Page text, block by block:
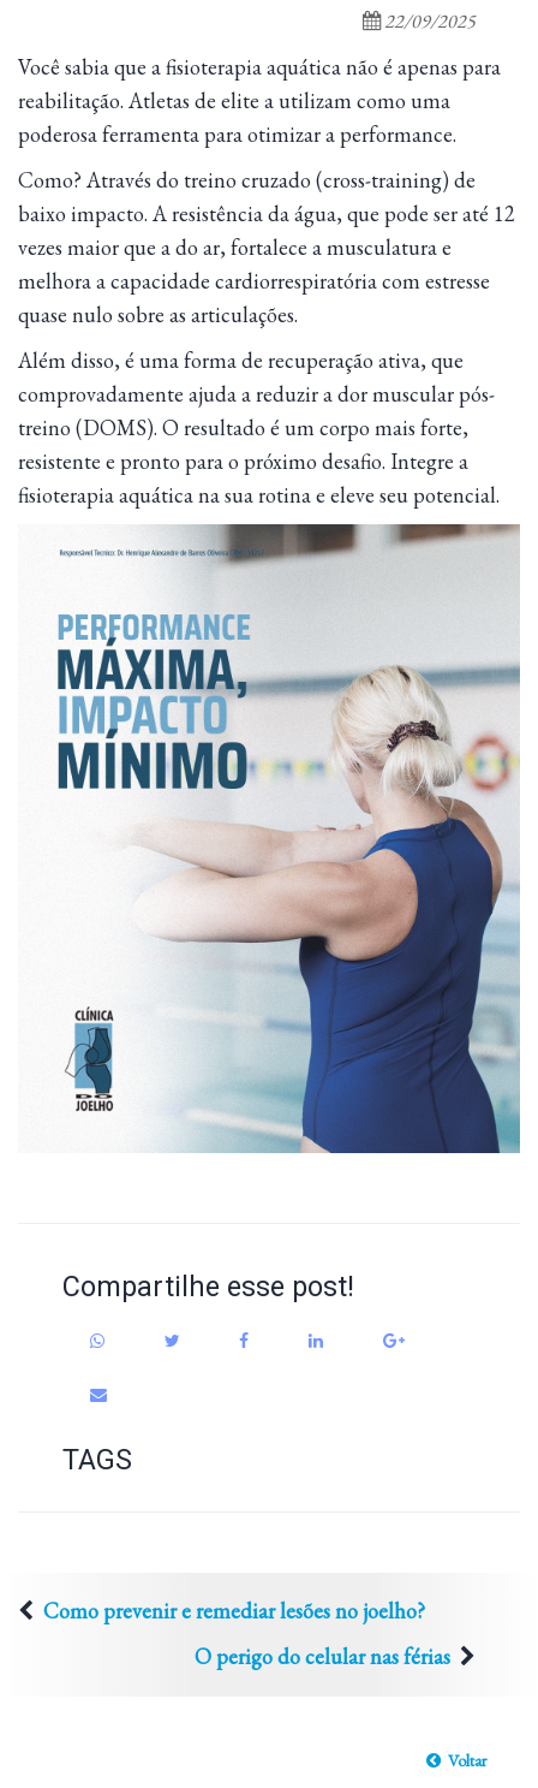
22/09/2025
Você sabia que a fisioterapia aquática não é apenas para
reabilitação. Atletas de elite a utilizam como uma
poderosa ferramenta para otimizar a performance.
Como? Através do treino cruzado (cross-training) de
baixo impacto. A resistência da água, que pode ser até 12
vezes maior que a do ar, fortalece a musculatura e
melhora a capacidade cardiorrespiratória com estresse
quase nulo sobre as articulações.
Além disso, é uma forma de recuperação ativa, que
comprovadamente ajuda a reduzir a dor muscular pós-
treino (DOMS). O resultado é um corpo mais forte,
resistente e pronto para o próximo desafio. Integre a
fisioterapia aquática na sua rotina e eleve seu potencial.
Compartilhe esse post!
TAGS
Como prevenir e remediar lesões no joelho?
O perigo do celular nas férias
Voltar